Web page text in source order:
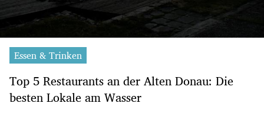
Essen & Trinken
Top 5 Restaurants an der Alten Donau: Die
besten Lokale am Wasser